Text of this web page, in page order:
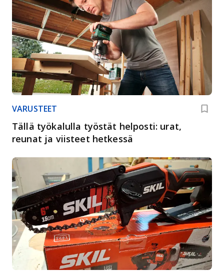
VARUSTEET
Tällä työkalulla työstät helposti: urat,
reunat ja viisteet hetkessä